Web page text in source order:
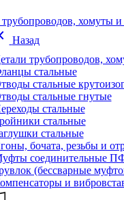
трубопроводов, хомуты
Назад
трубопроводов,
стальные
стальные
стальные гнутые
стальные
стальные
стальные
бочата, резьбы и
соединительные
(бессварные
и